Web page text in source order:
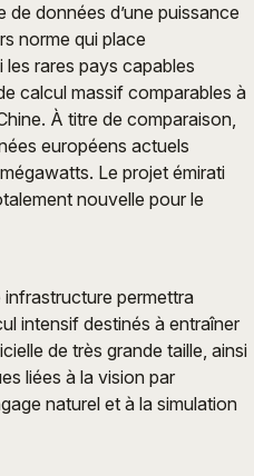
données d’une puissance
norme qui place
les rares pays capables
calcul massif comparables à
À titre de comparaison,
européens actuels
Le projet émirati
nouvelle pour le
permettra
intensif destinés à entraîner
de très grande taille, ainsi
liées à la vision par
naturel et à la simulation